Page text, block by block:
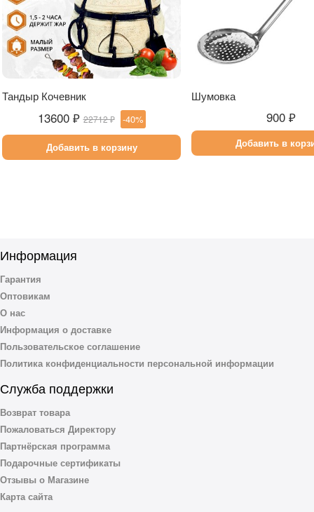
Тандыр Кочевник
13600 ₽ 22712 ₽ -40%
Добавить в корзину
Шумовка
900 ₽
Добавить в
Информация
Гарантия
Оптовикам
О нас
Информация о доставке
Пользовательское соглашение
Политика конфиденциальности персональной информации
Служба поддержки
Возврат товара
Пожаловаться Директору
Партнёрская программа
Подарочные сертификаты
Отзывы о Магазине
Карта сайта